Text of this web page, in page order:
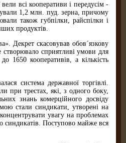
всі кооперативи і передусім -
1,2 млн. пуд. зерна, причому
також губпілки, райспілки і
продуктів.
Декрет скасовував обов´язкову
сприятливі умови для
1650 кооперативів, а кількість
система державної торгівлі.
при трестах, які, з одного боку,
знань комерційного досвіду
стали синдикати, утворені на
увагу на проблемах
синдикатів. Поступово майже вся